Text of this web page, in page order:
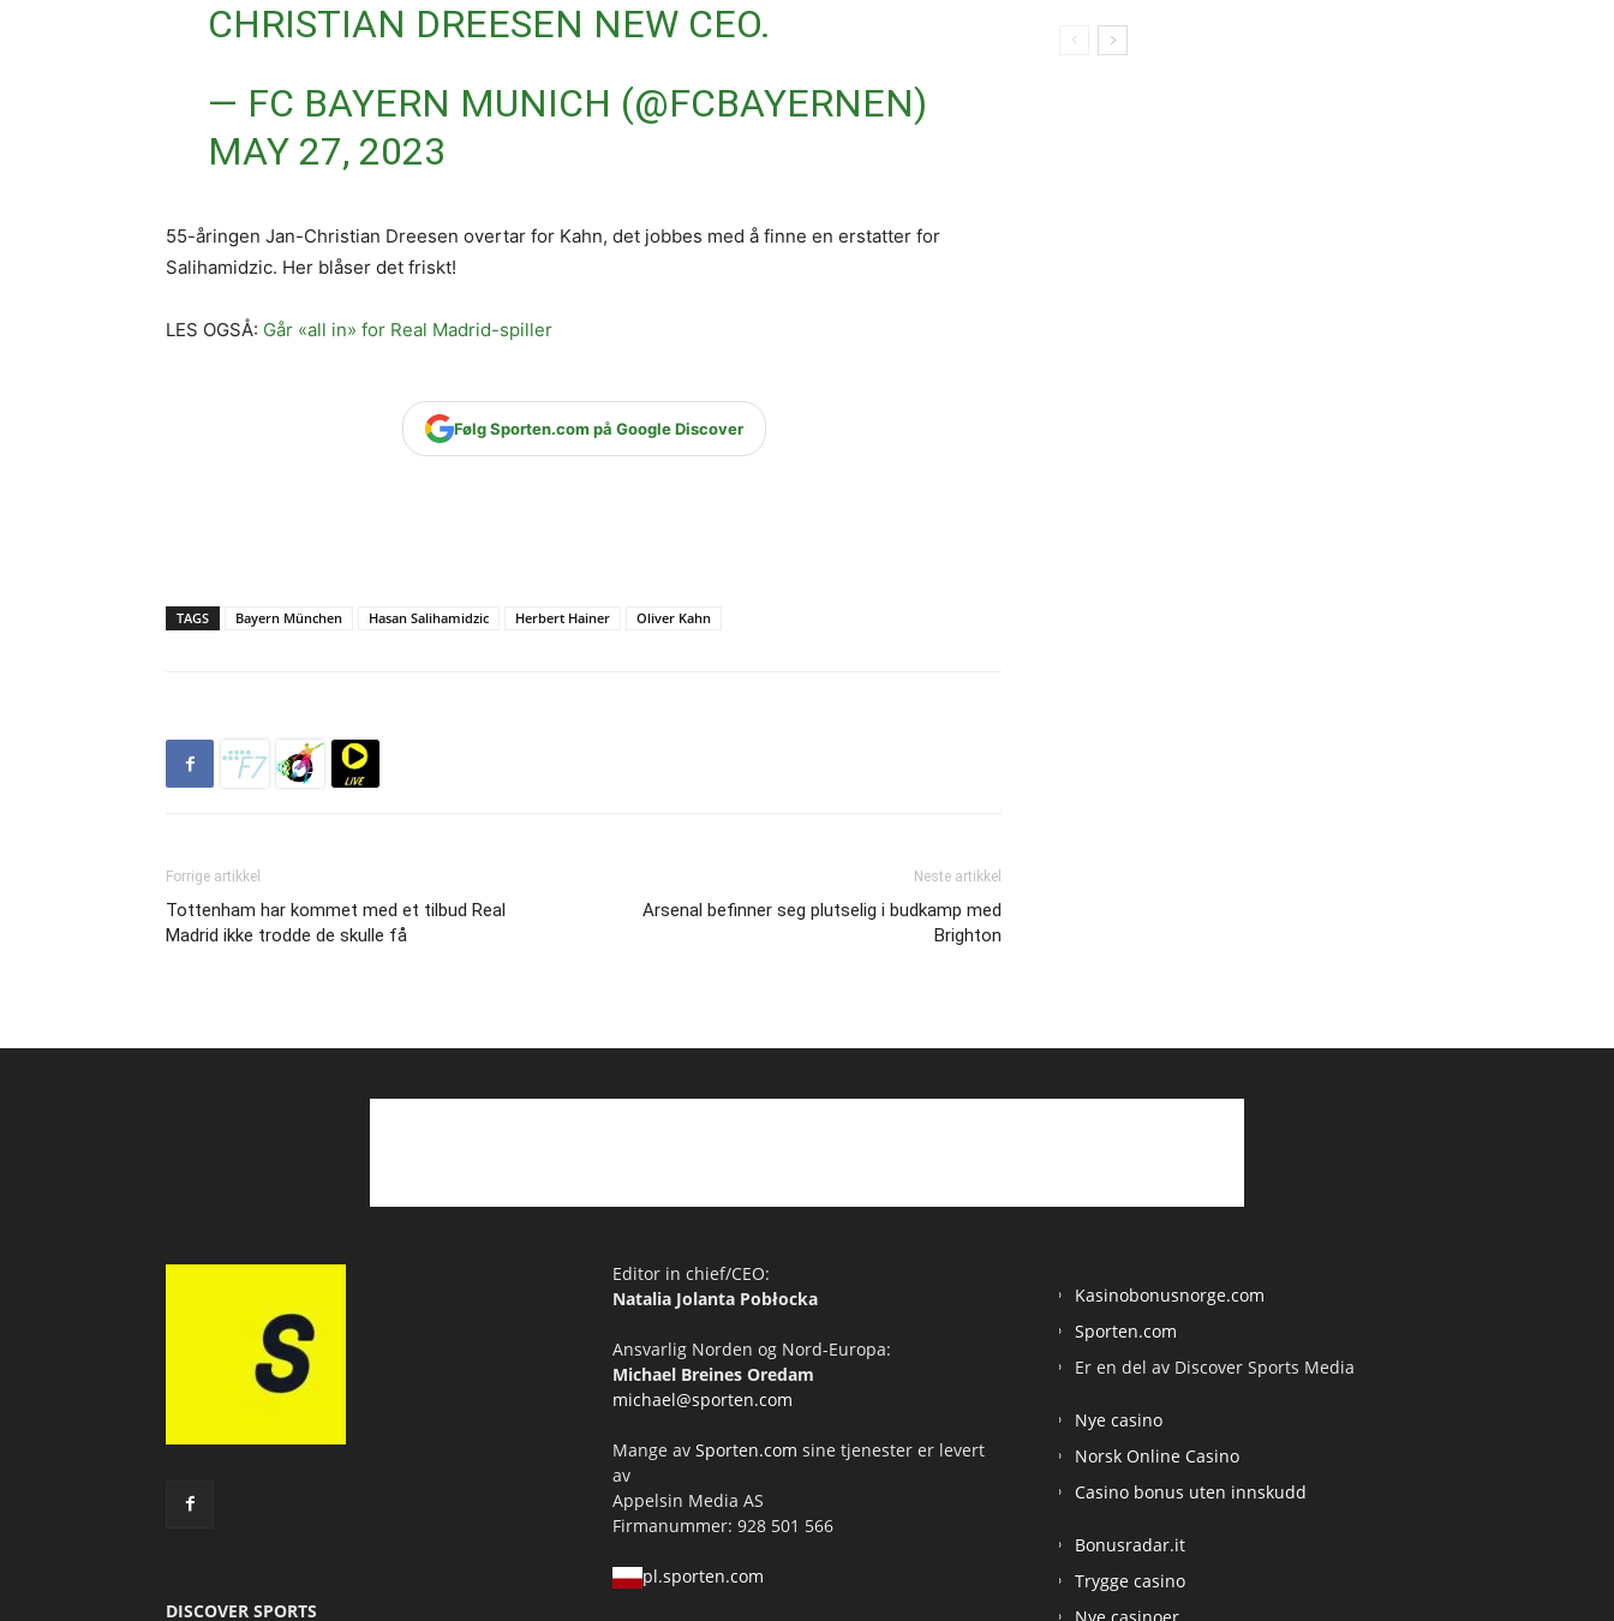
CHRISTIAN DREESEN NEW CEO.
— FC BAYERN MUNICH (@FCBAYERNEN)
MAY 27, 2023
55-åringen Jan-Christian Dreesen overtar for Kahn, det jobbes med å finne en erstatter for
Salihamidzic. Her blåser det friskt!
LES OGSÅ: Går «all in» for Real Madrid-spiller
Følg Sporten.com på Google Discover
TAGS Bayern München Hasan Salihamidzic Herbert Hainer Oliver Kahn
Forrige artikkel
Tottenham har kommet med et tilbud Real
Madrid ikke trodde de skulle få
Neste artikkel
Arsenal befinner seg plutselig i budkamp med
Brighton
DISCOVER SPORTS
Editor in chief/CEO:
Natalia Jolanta Pobłocka
Ansvarlig Norden og Nord-Europa:
Michael Breines Oredam
michael@sporten.com
Mange av Sporten.com sine tjenester er levert
av
Appelsin Media AS
Firmanummer: 928 501 566
pl.sporten.com
Kasinobonusnorge.com
Sporten.com
Er en del av Discover Sports Media
Nye casino
Norsk Online Casino
Casino bonus uten innskudd
Bonusradar.it
Trygge casino